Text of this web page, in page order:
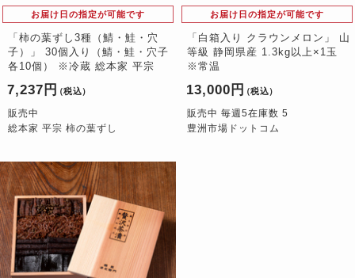
お届け日の指定が可能です
「柿の葉ずし3種（鯖・鮭・穴
子）」 30個入り（鯖・鮭・穴子
各10個） ※冷蔵 総本家 平宗
7,237円 （税込）
販売中
総本家 平宗 柿の葉ずし
お届け日の指定が可能です
「白箱入り クラウンメロン」 山
等級 静岡県産 1.3kg以上×1玉
※常温
13,000円 （税込）
販売中 毎週5在庫数 5
豊洲市場ドットコム